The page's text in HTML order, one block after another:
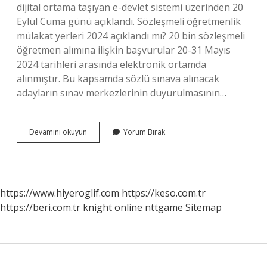
dijital ortama taşıyan e-devlet sistemi üzerinden 20
Eylül Cuma günü açıklandı. Sözleşmeli öğretmenlik
mülakat yerleri 2024 açıklandı mı? 20 bin sözleşmeli
öğretmen alımına ilişkin başvurular 20-31 Mayıs
2024 tarihleri ​​arasında elektronik ortamda
alınmıştır. Bu kapsamda sözlü sınava alınacak
adayların sınav merkezlerinin duyurulmasının…
Devamını okuyun
Öğretmen
Yorum Bırak
https://www.hiyeroglif.com https://keso.com.tr
https://beri.com.tr knight online nttgame Sitemap